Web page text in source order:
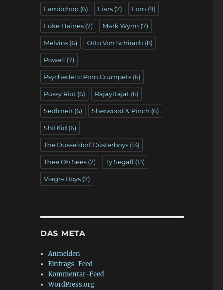
Lambchop(6) Liars(7) Lorn (9)
Luke Haines(7) Mark Wynn (7)
Melvins(6) Otto Von Schirach (8)
Powell (7)
Psychedelic Porn Crumpets(6)
Pussy Riot(6) Räjäyttäjät(6)
Sedlmeir(6) Sherwood & Pinch (6)
ShitKid (6)
The Düsseldorf Düsterboys(13)
Thee Oh Sees(7) Ty Segall (13)
Viagra Boys(7)
DAS META
Anmelden
Eintrags-Feed
Kommentar-Feed
WordPress.org